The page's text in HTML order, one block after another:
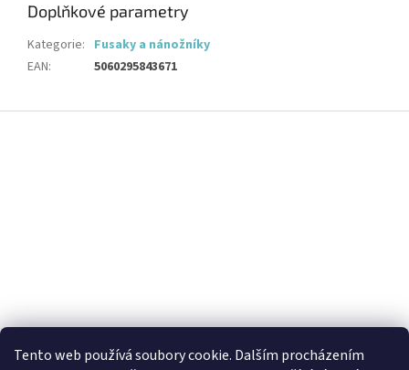
Tento web používá soubory cookie. Dalším procházením
Doplňkové parametry
Kategorie: Fusaky a nánožníky
EAN: 5060295843671